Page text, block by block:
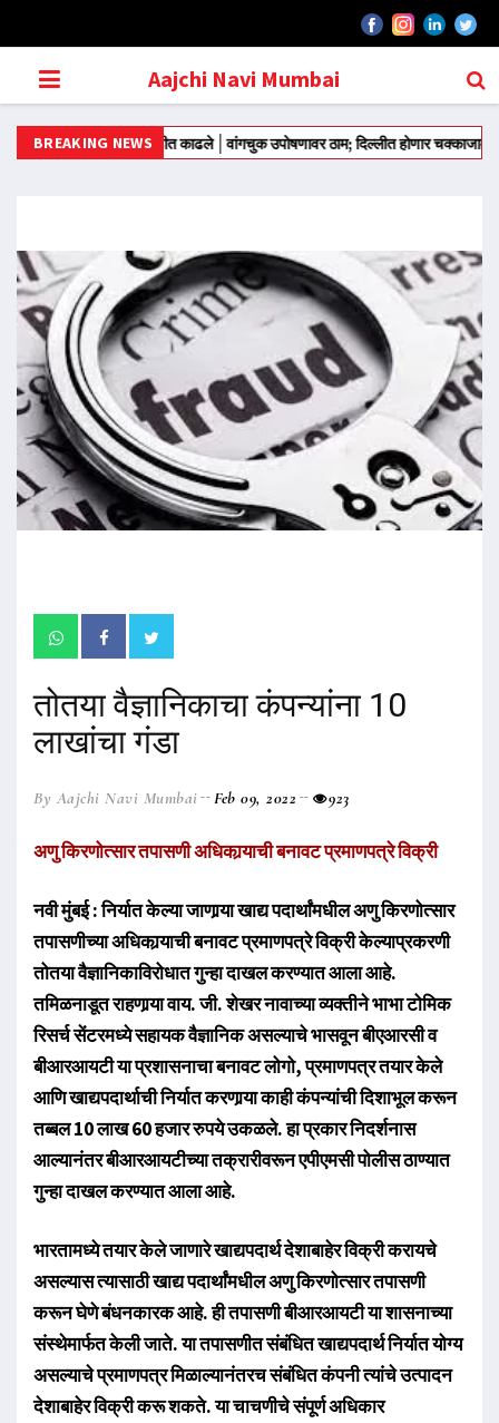
Aajchi Navi Mumbai
BREAKING NEWS
आंदोलन मोडीत काढले वांगचुक उपोषणावर ठाम; दिल्लीत होणार चक्काजाम
तोतया वैज्ञानिकाचा कंपन्यांना 10
लाखांचा गंडा
By Aajchi Navi Mumbai Feb 09, 2022 923
अणु किरणोत्सार तपासणी अधिकार्‍याची बनावट प्रमाणपत्रे विक्री
नवी मुंबई : निर्यात केल्या जाणार्‍या खाद्य पदार्थांमधील अणु किरणोत्सार
तपासणीच्या अधिकार्‍याची बनावट प्रमाणपत्रे विक्री केल्याप्रकरणी
तोतया वैज्ञानिकाविरोधात गुन्हा दाखल करण्यात आला आहे.
तमिळनाडूत राहणार्‍या वाय. जी. शेखर नावाच्या व्यक्तीने भाभा टोमिक
रिसर्च सेंटरमध्ये सहायक वैज्ञानिक असल्याचे भासवून बीएआरसी व
बीआरआयटी या प्रशासनाचा बनावट लोगो, प्रमाणपत्र तयार केले
आणि खाद्यपदार्थाची निर्यात करणार्‍या काही कंपन्यांची दिशाभूल करून
तब्बल 10 लाख 60 हजार रुपये उकळले. हा प्रकार निदर्शनास
आल्यानंतर बीआरआयटीच्या तक्रारीवरून एपीएमसी पोलीस ठाण्यात
गुन्हा दाखल करण्यात आला आहे.
भारतामध्ये तयार केले जाणारे खाद्यपदार्थ देशाबाहेर विक्री करायचे
असल्यास त्यासाठी खाद्य पदार्थांमधील अणु किरणोत्सार तपासणी
करून घेणे बंधनकारक आहे. ही तपासणी बीआरआयटी या शासनाच्या
संस्थेमार्फत केली जाते. या तपासणीत संबंधित खाद्यपदार्थ निर्यात योग्य
असल्याचे प्रमाणपत्र मिळाल्यानंतरच संबंधित कंपनी त्यांचे उत्पादन
देशाबाहेर विक्री करू शकते. या चाचणीचे संपूर्ण अधिकार